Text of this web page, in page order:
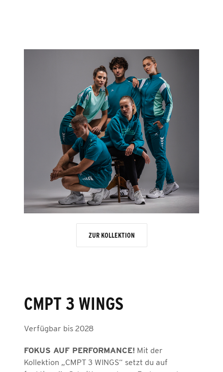
ZUR KOLLEKTION
CMPT 3 WINGS
Verfügbar bis 2028
FOKUS AUF PERFORMANCE! Mit der
Kollektion „CMPT 3 WINGS“ setzt du auf